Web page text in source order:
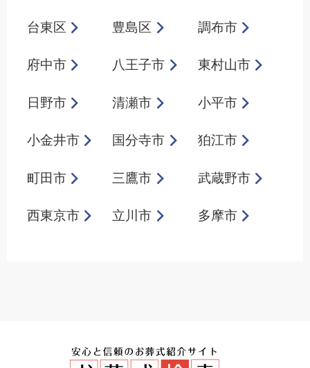
台東区 豊島区 調布市
府中市 八王子市 東村山市
日野市 清瀬市 小平市
小金井市 国分寺市 狛江市
町田市 三鷹市 武蔵野市
西東京市 立川市 多摩市